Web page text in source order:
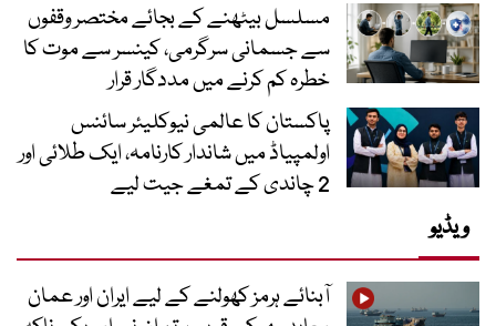
مسلسل بیٹھنے کے بجائے مختصر وقفوں
سے جسمانی سرگرمی، کینسر سے موت کا
خطرہ کم کرنے میں مددگار قرار
پاکستان کا عالمی نیوکلیئر سائنس
اولمپیاڈ میں شاندار کارنامہ، ایک طلائی اور
2 چاندی کے تمغے جیت لیے
ویڈیو
آبنائے ہرمز کھولنے کے لیے ایران اور عمان